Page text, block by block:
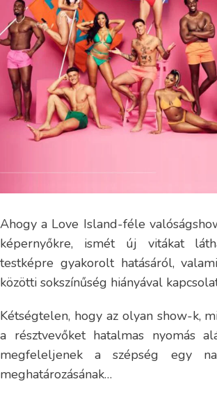
Ahogy a Love Island-féle
képernyőkre, ismét új vitákat
testképre gyakorolt ​​hatásáról,
közötti sokszínűség hiányával
Kétségtelen, hogy az olyan show-k,
a résztvevőket hatalmas nyomás
megfeleljenek a szépség egy
meghatározásának…